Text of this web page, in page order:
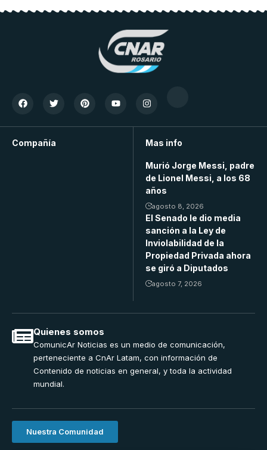
Compañía Mas info
Murió Jorge Messi, padre
de Lionel Messi, a los 68
años
agosto 8, 2026
El Senado le dio media
sanción a la Ley de
Inviolabilidad de la
Propiedad Privada ahora
se giró a Diputados
agosto 7, 2026
Quienes somos
ComunicAr Noticias es un medio de comunicación,
perteneciente a CnAr Latam, con información de
Contenido de noticias en general, y toda la actividad
mundial.
Nuestra Comunidad